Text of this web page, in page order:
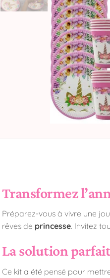
Transformez
Préparez-vous à vivre une
rêves de princesse. Invitez
La solution
Ce kit a été pensé pour